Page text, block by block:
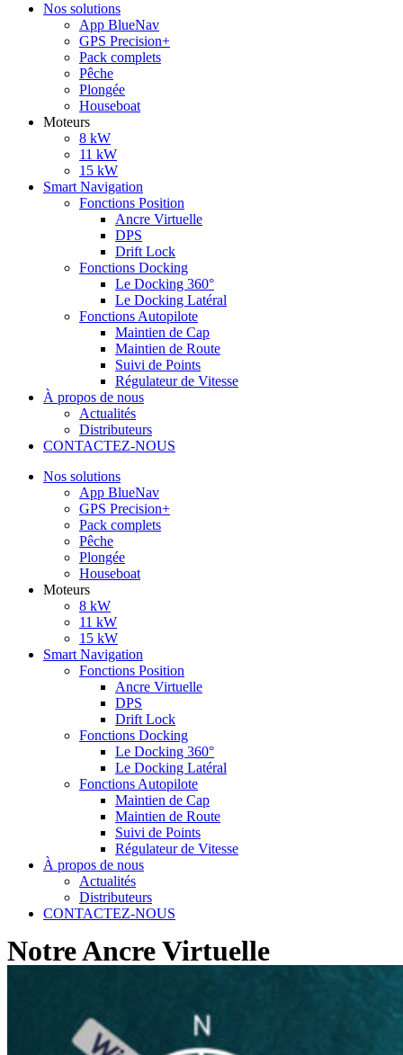
Nos solutions
App BlueNav
GPS Precision+
Pack complets
Pêche
Plongée
Houseboat
Moteurs
8 kW
11 kW
15 kW
Smart Navigation
Fonctions Position
Ancre Virtuelle
DPS
Drift Lock
Fonctions Docking
Le Docking 360°
Le Docking Latéral
Fonctions Autopilote
Maintien de Cap
Maintien de Route
Suivi de Points
Régulateur de Vitesse
À propos de nous
Actualités
Distributeurs
CONTACTEZ-NOUS
Nos solutions
App BlueNav
GPS Precision+
Pack complets
Pêche
Plongée
Houseboat
Moteurs
8 kW
11 kW
15 kW
Smart Navigation
Fonctions Position
Ancre Virtuelle
DPS
Drift Lock
Fonctions Docking
Le Docking 360°
Le Docking Latéral
Fonctions Autopilote
Maintien de Cap
Maintien de Route
Suivi de Points
Régulateur de Vitesse
À propos de nous
Actualités
Distributeurs
CONTACTEZ-NOUS
Notre Ancre Virtuelle